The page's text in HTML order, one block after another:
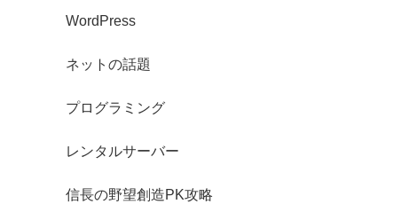
WordPress
ネットの話題
プログラミング
レンタルサーバー
信長の野望創造PK攻略